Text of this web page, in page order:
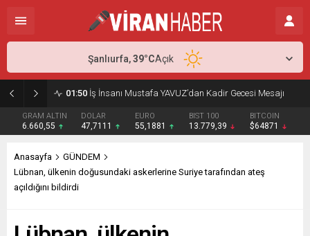
01:50 İş İnsanı Mustafa YAVUZ’dan Kadir Gecesi Mesajı
GRAM ALTIN
6.660,55
DOLAR
47,7111
EURO
55,1881
BIST 100
13.779,39
BITCOIN
$64871
Şanlıurfa,39°CAçık
Anasayfa
GÜNDEM
Lübnan, ülkenin doğusundaki askerlerine Suriye tarafından ateş
açıldığını bildirdi